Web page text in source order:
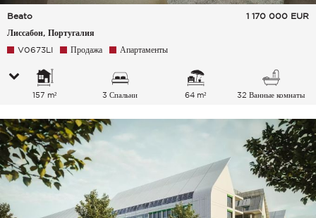
Beato
Лиссабон, Португалия
1 170 000 EUR
V0673LI Продажа Апартаменты
157 m² 3 Спальни 64 m² 32 Ванные комнаты